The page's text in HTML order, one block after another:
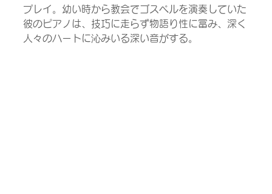
プレイ。幼い時から教会でゴスペルを演奏していた
彼のピアノは、技巧に走らず物語り性に冨み、深く
人々のハートに沁みいる深い音がする。